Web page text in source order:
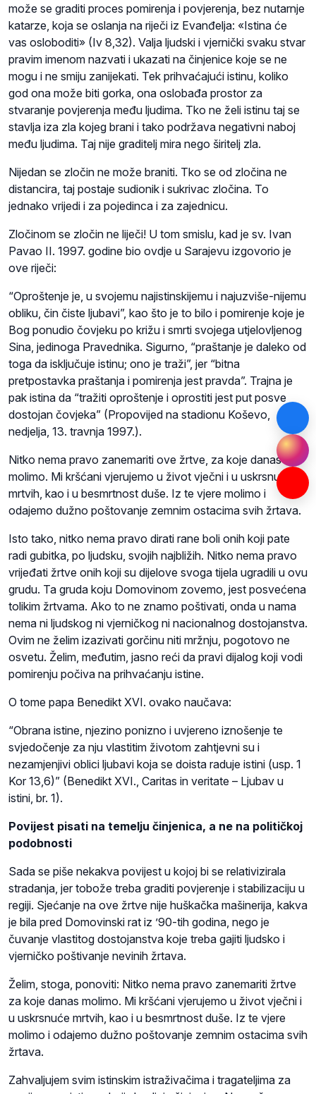
može se graditi proces pomirenja i povjerenja, bez nutarnje
katarze, koja se oslanja na riječi iz Evanđelja: «Istina će
vas osloboditi» (Iv 8,32). Valja ljudski i vjernički svaku stvar
pravim imenom nazvati i ukazati na činjenice koje se ne
mogu i ne smiju zanijekati. Tek prihvaćajući istinu, koliko
god ona može biti gorka, ona oslobađa prostor za
stvaranje povjerenja među ljudima. Tko ne želi istinu taj se
stavlja iza zla kojeg brani i tako podržava negativni naboj
među ljudima. Taj nije graditelj mira nego širitelj zla.
Nijedan se zločin ne može braniti. Tko se od zločina ne
distancira, taj postaje sudionik i sukrivac zločina. To
jednako vrijedi i za pojedinca i za zajednicu.
Zločinom se zločin ne liječi! U tom smislu, kad je sv. Ivan
Pavao II. 1997. godine bio ovdje u Sarajevu izgovorio je
ove riječi:
“Oproštenje je, u svojemu najistinskijemu i najuzviše-nijemu
obliku, čin čiste ljubavi”, kao što je to bilo i pomirenje koje je
Bog ponudio čovjeku po križu i smrti svojega utjelovljenog
Sina, jedinoga Pravednika. Sigurno, “praštanje je daleko od
toga da isključuje istinu; ono je traži”, jer “bitna
pretpostavka praštanja i pomirenja jest pravda”. Trajna je
pak istina da “tražiti oproštenje i oprostiti jest put posve
dostojan čovjeka” (Propovijed na stadionu Koševo,
nedjelja, 13. travnja 1997.).
Nitko nema pravo zanemariti ove žrtve, za koje danas
molimo. Mi kršćani vjerujemo u život vječni i u uskrsnuće
mrtvih, kao i u besmrtnost duše. Iz te vjere molimo i
odajemo dužno poštovanje zemnim ostacima svih žrtava.
Isto tako, nitko nema pravo dirati rane boli onih koji pate
radi gubitka, po ljudsku, svojih najbližih. Nitko nema pravo
vrijeđati žrtve onih koji su dijelove svoga tijela ugradili u ovu
grudu. Ta gruda koju Domovinom zovemo, jest posvećena
tolikim žrtvama. Ako to ne znamo poštivati, onda u nama
nema ni ljudskog ni vjerničkog ni nacionalnog dostojanstva.
Ovim ne želim izazivati gorčinu niti mržnju, pogotovo ne
osvetu. Želim, međutim, jasno reći da pravi dijalog koji vodi
pomirenju počiva na prihvaćanju istine.
O tome papa Benedikt XVI. ovako naučava:
“Obrana istine, njezino ponizno i uvjereno iznošenje te
svjedočenje za nju vlastitim životom zahtjevni su i
nezamjenjivi oblici ljubavi koja se doista raduje istini (usp. 1
Kor 13,6)” (Benedikt XVI., Caritas in veritate – Ljubav u
istini, br. 1).
Povijest pisati na temelju činjenica, a ne na političkoj
podobnosti
Sada se piše nekakva povijest u kojoj bi se relativizirala
stradanja, jer tobože treba graditi povjerenje i stabilizaciju u
regiji. Sjećanje na ove žrtve nije huškačka mašinerija, kakva
je bila pred Domovinski rat iz ’90-tih godina, nego je
čuvanje vlastitog dostojanstva koje treba gajiti ljudsko i
vjerničko poštivanje nevinih žrtava.
Želim, stoga, ponoviti: Nitko nema pravo zanemariti žrtve
za koje danas molimo. Mi kršćani vjerujemo u život vječni i
u uskrsnuće mrtvih, kao i u besmrtnost duše. Iz te vjere
molimo i odajemo dužno poštovanje zemnim ostacima svih
žrtava.
Zahvaljujem svim istinskim istraživačima i tragateljima za